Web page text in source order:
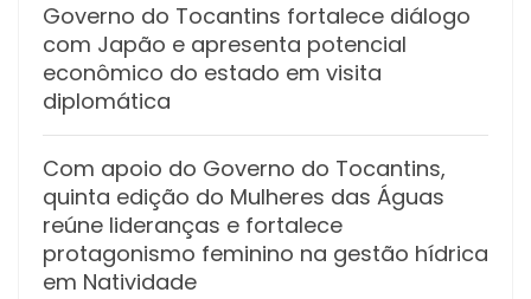
Governo do Tocantins fortalece diálogo
com Japão e apresenta potencial
econômico do estado em visita
diplomática
Com apoio do Governo do Tocantins,
quinta edição do Mulheres das Águas
reúne lideranças e fortalece
protagonismo feminino na gestão hídrica
em Natividade